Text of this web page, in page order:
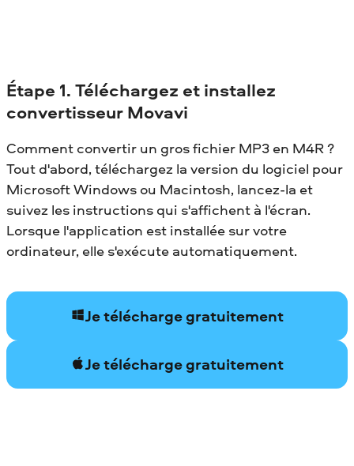
Étape 1. Téléchargez et installez
convertisseur Movavi
Comment convertir un gros fichier MP3 en M4R ?
Tout d'abord, téléchargez la version du logiciel pour
Microsoft Windows ou Macintosh, lancez-la et
suivez les instructions qui s'affichent à l'écran.
Lorsque l'application est installée sur votre
ordinateur, elle s'exécute automatiquement.
Je télécharge gratuitement
Je télécharge gratuitement